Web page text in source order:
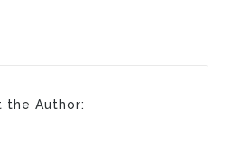
the Author: